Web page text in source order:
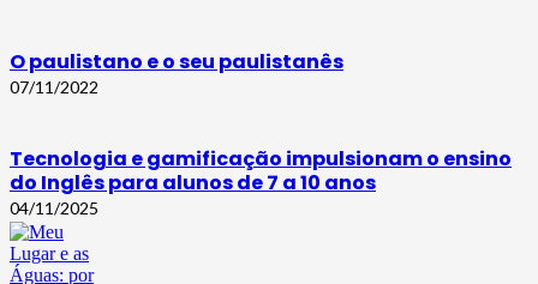
O paulistano e o seu paulistanês
07/11/2022
Tecnologia e gamificação impulsionam o ensino
do Inglês para alunos de 7 a 10 anos
04/11/2025